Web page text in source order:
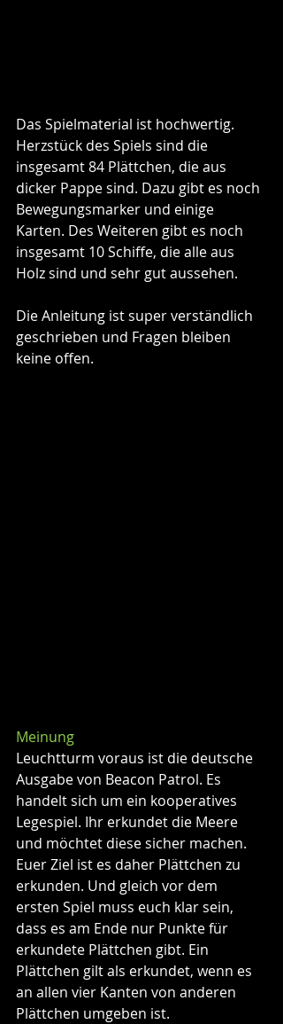
Das Spielmaterial ist hochwertig.
Herzstück des Spiels sind die
insgesamt 84 Plättchen, die aus
dicker Pappe sind. Dazu gibt es noch
Bewegungsmarker und einige
Karten. Des Weiteren gibt es noch
insgesamt 10 Schiffe, die alle aus
Holz sind und sehr gut aussehen.
Die Anleitung ist super verständlich
geschrieben und Fragen bleiben
keine offen.
Meinung
Leuchtturm voraus ist die deutsche
Ausgabe von Beacon Patrol. Es
handelt sich um ein kooperatives
Legespiel. Ihr erkundet die Meere
und möchtet diese sicher machen.
Euer Ziel ist es daher Plättchen zu
erkunden. Und gleich vor dem
ersten Spiel muss euch klar sein,
dass es am Ende nur Punkte für
erkundete Plättchen gibt. Ein
Plättchen gilt als erkundet, wenn es
an allen vier Kanten von anderen
Plättchen umgeben ist.